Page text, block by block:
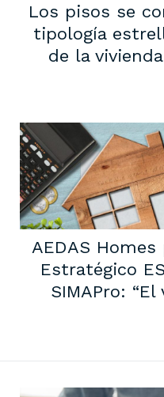
Los pisos se
tipología
de la
AEDAS
Estratégico
SIMAPro: